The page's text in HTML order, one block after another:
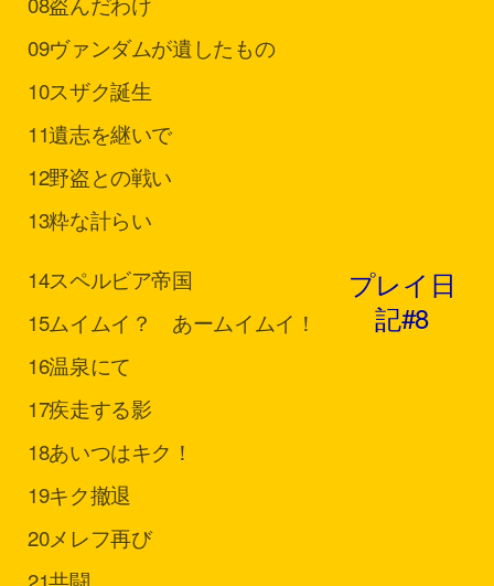
09ヴァンダムが遺したもの
10スザク誕生
11遺志を継いで
12野盗との戦い
13粋な計らい
14スペルビア帝国
15ムイムイ？ あームイムイ！
16温泉にて
17疾走する影
18あいつはキク！
19キク撤退
20メレフ再び
プレイ日
記#8